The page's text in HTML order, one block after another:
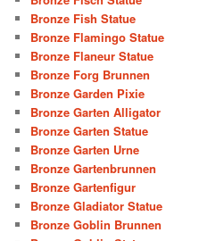
Bronze Fish Statue
Bronze Flamingo Statue
Bronze Flaneur Statue
Bronze Forg Brunnen
Bronze Garden Pixie
Bronze Garten Alligator
Bronze Garten Statue
Bronze Garten Urne
Bronze Gartenbrunnen
Bronze Gartenfigur
Bronze Gladiator Statue
Bronze Goblin Brunnen